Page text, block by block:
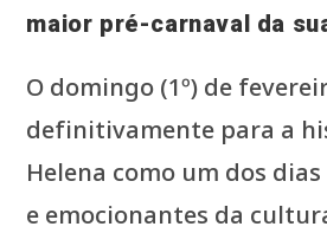
maior pré-carnaval da
O domingo (1º) de
definitivamente para a
Helena como um dos
e emocionantes da